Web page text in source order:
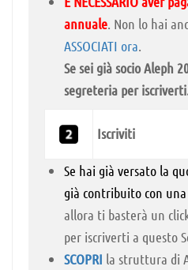
annuale. Non lo hai
ASSOCIATI ora.
Se sei già socio Aleph
segreteria per
Iscriviti
Se hai già versato la
già contribuito con
allora ti basterà un
per iscriverti a questo
SCOPRI la struttura di